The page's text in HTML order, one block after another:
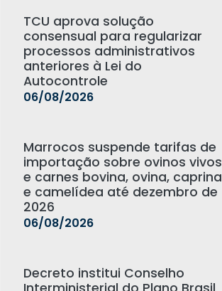
TCU aprova solução
consensual para regularizar
processos administrativos
anteriores à Lei do
Autocontrole
06/08/2026
Marrocos suspende tarifas de
importação sobre ovinos vivos
e carnes bovina, ovina, caprina
e camelídea até dezembro de
2026
06/08/2026
Decreto institui Conselho